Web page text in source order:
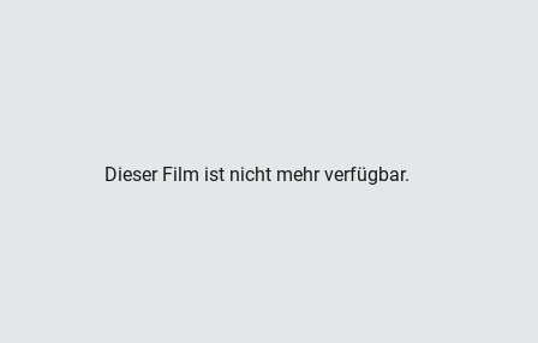
Dieser Film ist nicht mehr verfügbar.